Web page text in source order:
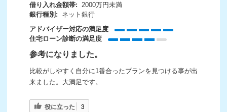
借り入れ金額帯: 2000万円未満
銀行種別:
ネット銀行
アドバイザー対応の満足度
住宅ローン診断の満足度
参考になりました。
比較がしやすく自分に1番合ったプランを見つける事が出
来ました。大満足です。
役に立った 3